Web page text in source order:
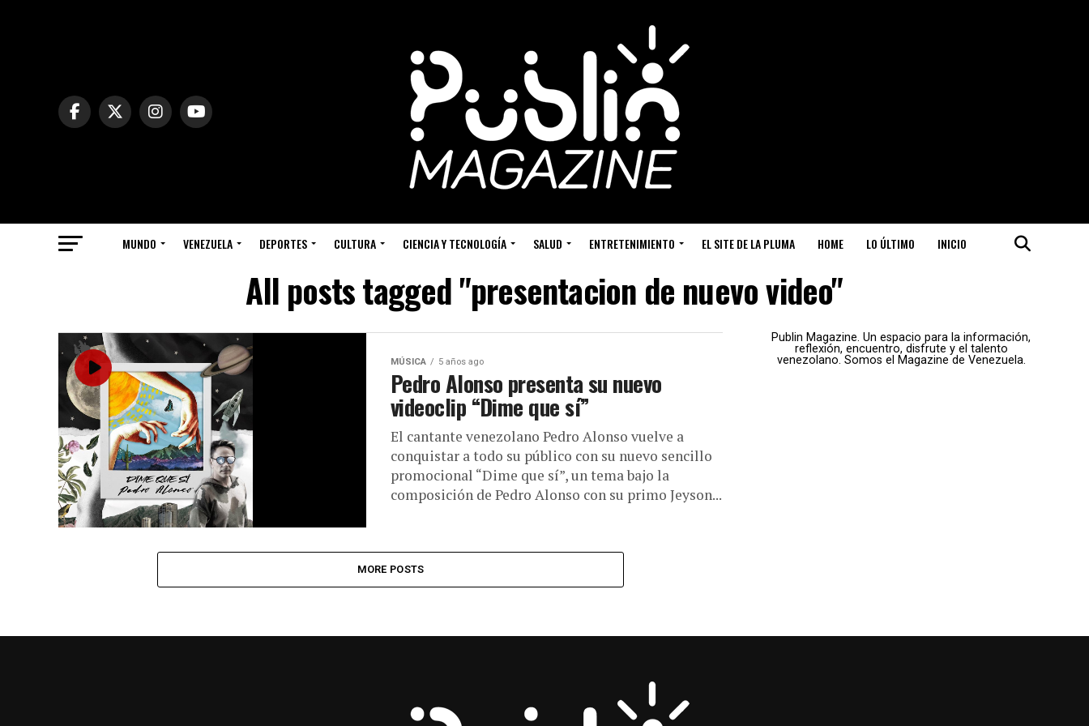
MUNDO VENEZUELA DEPORTES CULTURA CIENCIA Y TECNOLOGÍA SALUD ENTRETENIMIENTO EL SITE DE LA PLUMA HOME LO ÚLTIMO INICIO
All posts tagged "presentacion de nuevo video"
MÚSICA 5 años ago
Pedro Alonso presenta su nuevo
videoclip “Dime que sí”
El cantante venezolano Pedro Alonso vuelve a
conquistar a todo su público con su nuevo sencillo
promocional “Dime que sí”, un tema bajo la
composición de Pedro Alonso con su primo Jeyson...
MORE POSTS
Publin Magazine. Un espacio para la información,
reflexión, encuentro, disfrute y el talento
venezolano. Somos el Magazine de Venezuela.